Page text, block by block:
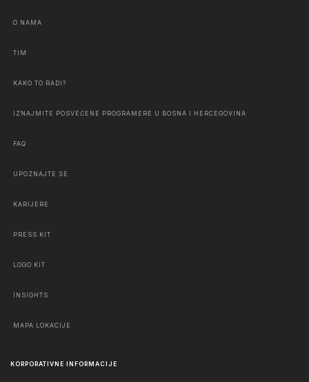
O NAMA
TIM
KAKO TO RADI?
IZNAJMITE POSVEĆENE PROGRAMERE U BOSNA I HERCEGOVINA
FAQ
UPOZNAJTE SE
KARIJERE
PRESS KIT
LOGO KIT
INSIGHTS
MAPA LOKACIJE
KORPORATIVNE INFORMACIJE